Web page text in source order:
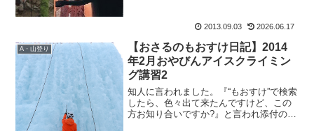
なっ！ぷんすかぷん。（いや自分でも書
2013.09.03 2026.06.17
A・山登り
【おさるのもおすけ日記】2014
年2月おやびんアイスクライミン
グ講習2
知人に言われました。『“もおすけ”で検索
したら、色々出て来たんですけど、この
方お知り合いですか?』と言われ添付の